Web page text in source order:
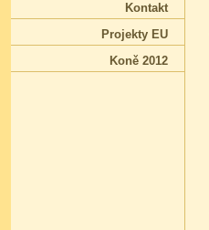
Kontakt
Projekty EU
Koně 2012